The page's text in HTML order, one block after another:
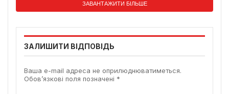
ЗАВАНТАЖИТИ БІЛЬШЕ
ЗАЛИШИТИ ВІДПОВІДЬ
Ваша e-mail адреса не оприлюднюватиметься.
Обов’язкові поля позначені *